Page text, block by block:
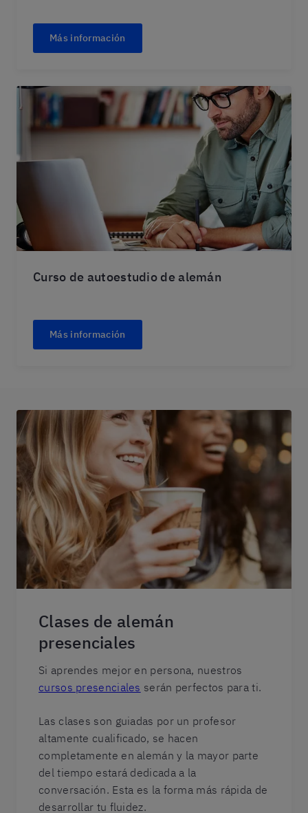
Más información
Curso de autoestudio de alemán
Más información
Clases de alemán
presenciales
Si aprendes mejor en persona, nuestros
cursos presenciales serán perfectos para ti.
Las clases son guiadas por un profesor
altamente cualificado, se hacen
completamente en alemán y la mayor parte
del tiempo estará dedicada a la
conversación. Esta es la forma más rápida de
desarrollar tu fluidez.